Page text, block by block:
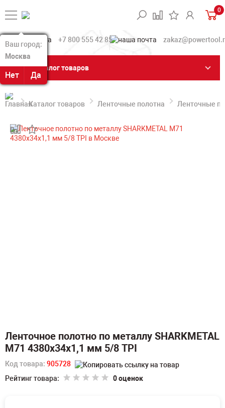
Ваш город:
Москва
Нет Да
Ваш город:
Москва
Нет Да
0
+7 800 555 42 85
Каталог товаров
Каталог товаров Ленточные полотна Ленточные
Ленточное полотно по металлу SHARKMETAL
M71 4380х34х1,1 мм 5/8 TPI
Код товара: 905728
Рейтинг товара:
0 оценок